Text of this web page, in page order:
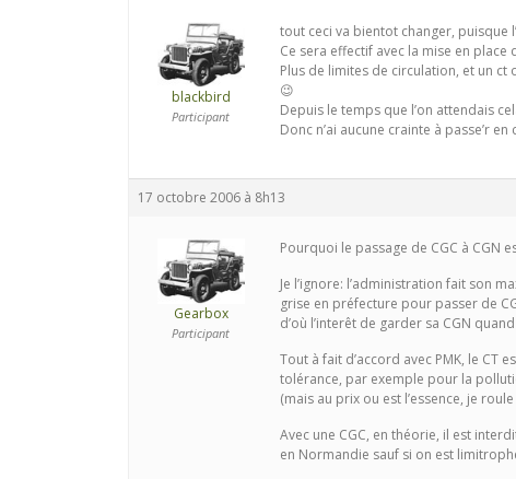
blackbird
Participant
tout ceci va bientot changer, puisque
Ce sera effectif avec la mise en
Plus de limites de circulation, et un ct
😉
Depuis le temps que l’on attendais
Donc n’ai aucune crainte à passe’r en
17 octobre 2006 à 8h13
Gearbox
Participant
Pourquoi le passage de CGC à CGN
Je l’ignore: l’administration fait son
grise en préfecture pour passer de
d’où l’interêt de garder sa CGN
Tout à fait d’accord avec PMK, le CT
tolérance, par exemple pour la
(mais au prix ou est l’essence, je
Avec une CGC, en théorie, il est
en Normandie sauf si on est